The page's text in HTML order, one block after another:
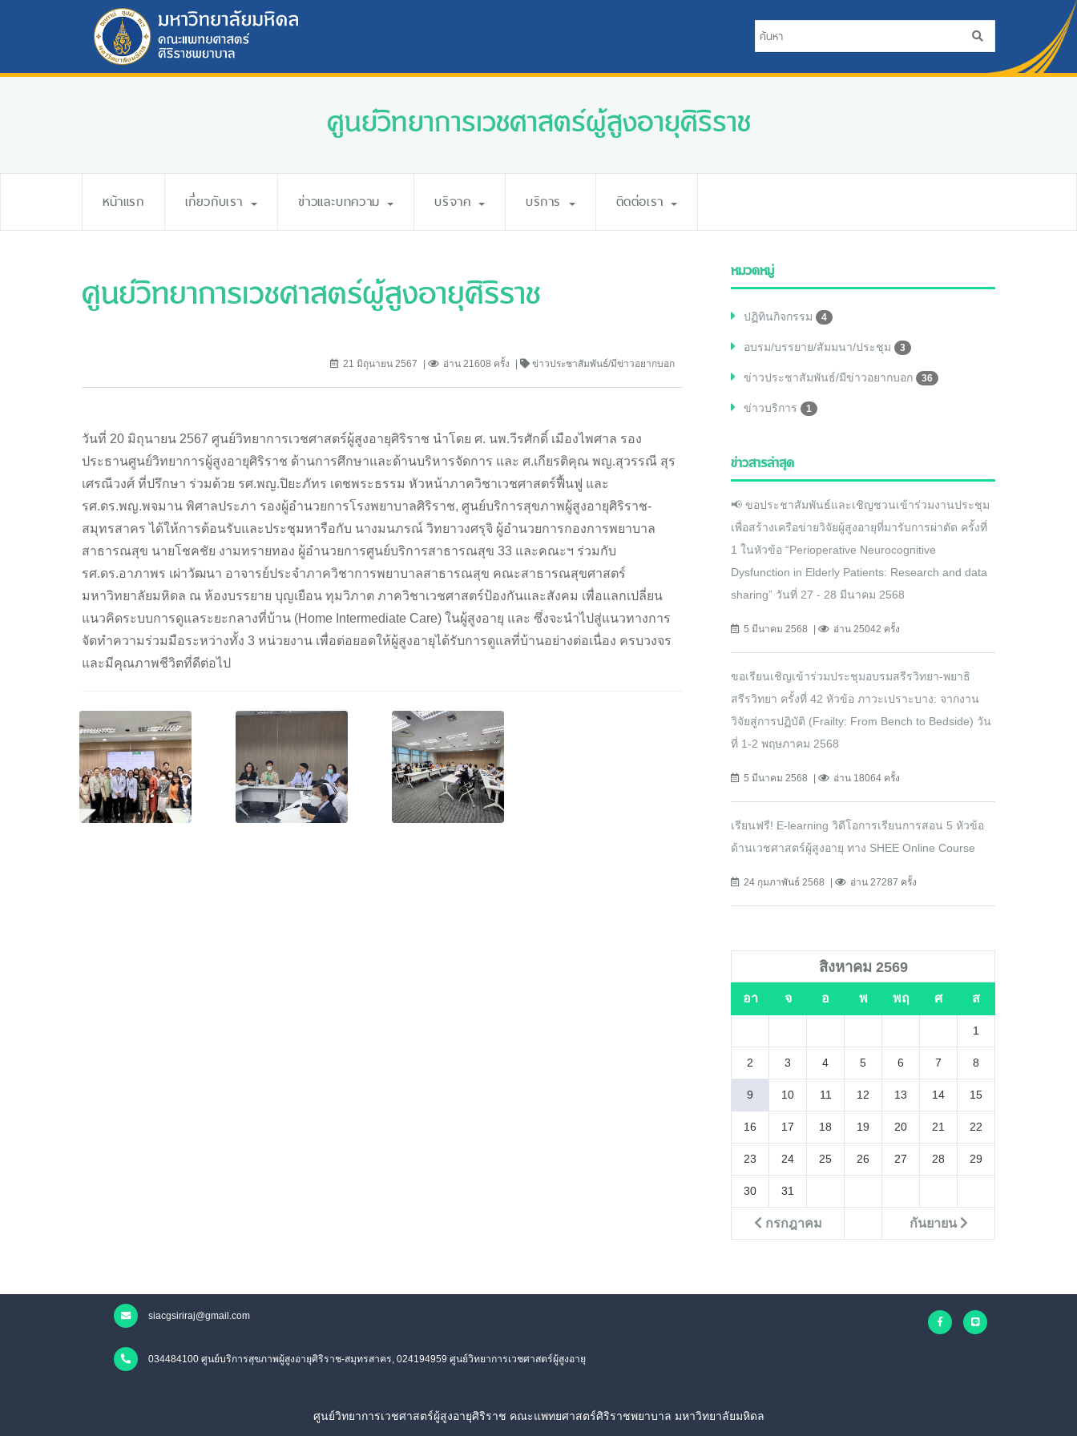
ศูนย์วิทยาการเวชศาสตร์ผู้สูงอายุศิริราช
หน้าแรก เกี่ยวกับเรา ข่าวและบทความ บริจาค บริการ ติดต่อเรา
ศูนย์วิทยาการเวชศาสตร์ผู้สูงอายุศิริราช
21 มิถุนายน 2567 อ่าน 21608 ครั้ง ข่าวประชาสัมพันธ์/มีข่าวอยากบอก
วันที่ 20 มิถุนายน 2567 ศูนย์วิทยาการเวชศาสตร์ผู้สูงอายุศิริราช นำโดย ศ. นพ.วีรศักดิ์ เมืองไพศาล รอง
ประธานศูนย์วิทยาการผู้สูงอายุศิริราช ด้านการศึกษาและด้านบริหารจัดการ และ ศ.เกียรติคุณ พญ.สุวรรณี สุร
เศรณีวงศ์ ที่ปรึกษา ร่วมด้วย รศ.พญ.ปิยะภัทร เดชพระธรรม หัวหน้าภาควิชาเวชศาสตร์ฟื้นฟู และ
รศ.ดร.พญ.พจมาน พิศาลประภา รองผู้อำนวยการโรงพยาบาลศิริราช, ศูนย์บริการสุขภาพผู้สูงอายุศิริราช-
สมุทรสาคร ได้ให้การต้อนรับและประชุมหารือกับ นางมนภรณ์ วิทยาวงศรุจิ ผู้อำนวยการกองการพยาบาล
สาธารณสุข นายโชคชัย งามทรายทอง ผู้อำนวยการศูนย์บริการสาธารณสุข 33 และคณะฯ ร่วมกับ
รศ.ดร.อาภาพร เผ่าวัฒนา อาจารย์ประจำภาควิชาการพยาบาลสาธารณสุข คณะสาธารณสุขศาสตร์
มหาวิทยาลัยมหิดล ณ ห้องบรรยาย บุญเยือน ทุมวิภาต ภาควิชาเวชศาสตร์ป้องกันและสังคม เพื่อแลกเปลี่ยน
แนวคิดระบบการดูแลระยะกลางที่บ้าน (Home Intermediate Care) ในผู้สูงอายุ และ ซึ่งจะนำไปสู่แนวทางการ
จัดทำความร่วมมือระหว่างทั้ง 3 หน่วยงาน เพื่อต่อยอดให้ผู้สูงอายุได้รับการดูแลที่บ้านอย่างต่อเนื่อง ครบวงจร
และมีคุณภาพชีวิตที่ดีต่อไป
หมวดหมู่
ปฏิทินกิจกรรม 4
อบรม/บรรยาย/สัมมนา/ประชุม 3
ข่าวประชาสัมพันธ์/มีข่าวอยากบอก 36
ข่าวบริการ 1
ข่าวสารล่าสุด
📢 ขอประชาสัมพันธ์และเชิญชวนเข้าร่วมงานประชุม
เพื่อสร้างเครือข่ายวิจัยผู้สูงอายุที่มารับการผ่าตัด ครั้งที่
1 ในหัวข้อ “Perioperative Neurocognitive
Dysfunction in Elderly Patients: Research and data
sharing” วันที่ 27 - 28 มีนาคม 2568
5 มีนาคม 2568 อ่าน 25042 ครั้ง
ขอเรียนเชิญเข้าร่วมประชุมอบรมสรีรวิทยา-พยาธิ
สรีรวิทยา ครั้งที่ 42 หัวข้อ ภาวะเปราะบาง: จากงาน
วิจัยสู่การปฏิบัติ (Frailty: From Bench to Bedside) วัน
ที่ 1-2 พฤษภาคม 2568
5 มีนาคม 2568 อ่าน 18064 ครั้ง
เรียนฟรี! E-learning วิดีโอการเรียนการสอน 5 หัวข้อ
ด้านเวชศาสตร์ผู้สูงอายุ ทาง SHEE Online Course
24 กุมภาพันธ์ 2568 อ่าน 27287 ครั้ง
สิงหาคม 2569
อา จ อ พ พฤ ศ ส
กรกฎาคม กันยายน
1
2 3 4 5 6 7 8
9 10 11 12 13 14 15
16 17 18 19 20 21 22
23 24 25 26 27 28 29
30 31
siacgsiriraj@gmail.com
034484100 ศูนย์บริการสุขภาพผู้สูงอายุศิริราช-สมุทรสาคร, 024194959 ศูนย์วิทยาการเวชศาสตร์ผู้สูงอายุ
ศูนย์วิทยาการเวชศาสตร์ผู้สูงอายุศิริราช คณะแพทยศาสตร์ศิริราชพยาบาล มหาวิทยาลัยมหิดล